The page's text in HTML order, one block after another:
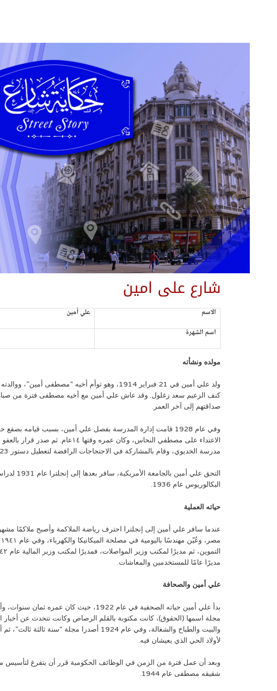
شارع على امين
الاسم
علي أمين
اسم الشهرة
مولده ونشأته
ولد علي أمين في 21 فبراير 1914، وهو توأم
كنف الزعيم سعد زغلول. وقد عاش علي أمين مع أخيه مصطفى فترة من
صداقتهم إلى آخر العمر.
وفي عام 1928 قامت إدارة المدرسة بفصل علي أمين، بسبب قيامه
مدرسة الخديوي، وقام بالمشاركة في الاحتجاجات الرافضة لتعطيل دستور 1923.
التحق علي
البكالوريوس عام 1936.
حياته العملية
عندما سافر علي أمين إلى إنجلترا احترف رياضة الملاكمة وأصبح ملاكمًا
مديرًا عامًا للمستخدمين والمعاشات.
علي أمين والصحافة
بدأ علي أمين حياته الصحفية في عام 1922، حيث كان
مجلة اسمها (الحقوق)، كانت مكتوبة بالقلم الرصاص وكانت تتحدث عن أخبار
والبيت والطباخ والشغالة، وفي عام 1924 أصدرا مجلة
لأولاد الحي الذي يعيشان فيه.
وبعد أن عمل فترة من الزمن في الوظائف الحكومية قرر أن يتفرغ لتأسيس
شقيقه مصطفى عام 1944.